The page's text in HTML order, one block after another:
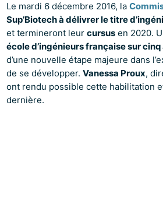
Le mardi 6 décembre 2016, la
Sup’Biotech à délivrer le titre
et termineront leur cursusen 2020.
école d’ingénieurs française sur cinq
d’une nouvelle étape majeure dans
de se développer. Vanessa Proux,
ont rendu possible cette habilitation
dernière.